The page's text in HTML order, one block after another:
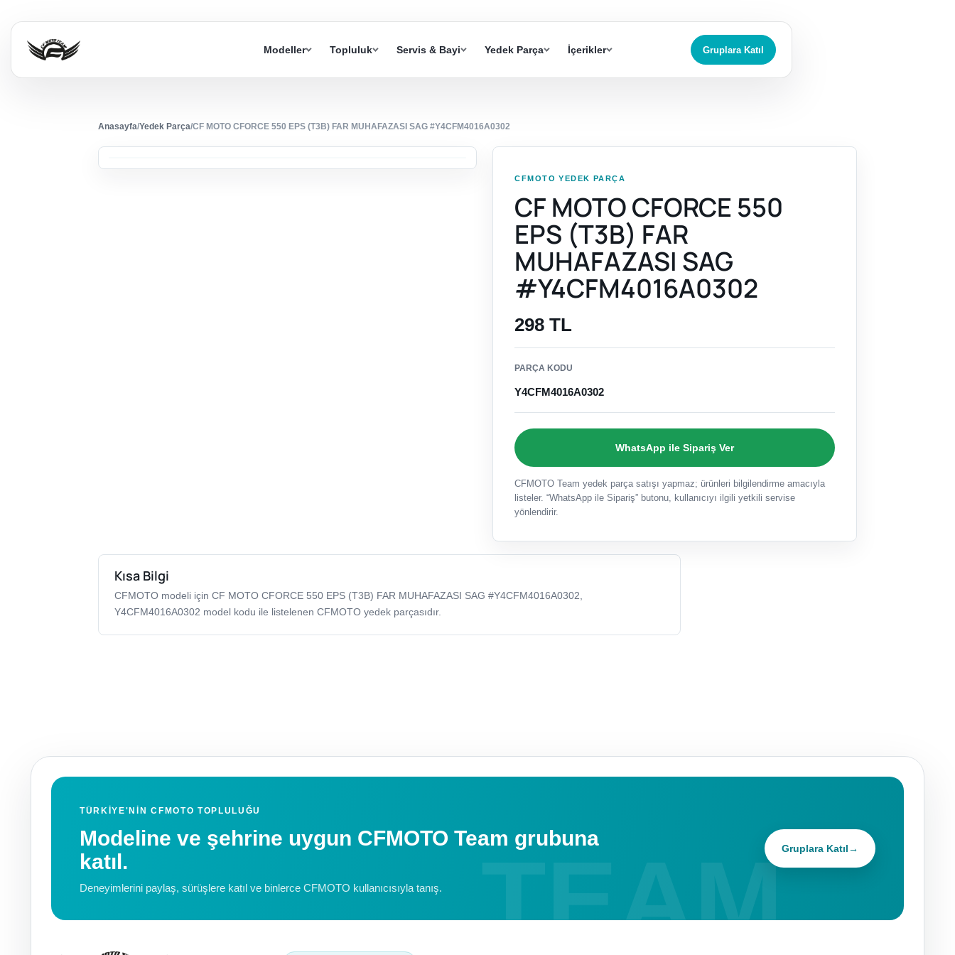
Modeller Topluluk Servis & Bayi Yedek Parça İçerikler Gruplara Katıl
Anasayfa/Yedek Parça/CF MOTO CFORCE 550 EPS (T3B) FAR MUHAFAZASI SAG #Y4CFM4016A0302
CFMOTO YEDEK PARÇA
CF MOTO CFORCE 550
EPS (T3B) FAR
MUHAFAZASI SAG
#Y4CFM4016A0302
298 TL
PARÇA KODU
Y4CFM4016A0302
WhatsApp ile Sipariş Ver
CFMOTO Team yedek parça satışı yapmaz; ürünleri bilgilendirme amacıyla
listeler. “WhatsApp ile Sipariş” butonu, kullanıcıyı ilgili yetkili servise
yönlendirir.
Kısa Bilgi
CFMOTO modeli için CF MOTO CFORCE 550 EPS (T3B) FAR MUHAFAZASI SAG #Y4CFM4016A0302,
Y4CFM4016A0302 model kodu ile listelenen CFMOTO yedek parçasıdır.
TÜRKIYE'NIN CFMOTO TOPLULUĞU
Modeline ve şehrine uygun CFMOTO Team grubuna
katıl.
Deneyimlerini paylaş, sürüşlere katıl ve binlerce CFMOTO kullanıcısıyla tanış.
Gruplara Katıl→